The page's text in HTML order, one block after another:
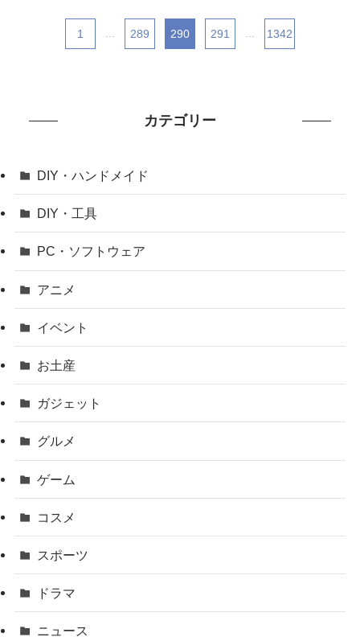
1 289 290 291 1342
カテゴリー
DIY・ハンドメイド
DIY・工具
PC・ソフトウェア
アニメ
イベント
お土産
ガジェット
グルメ
ゲーム
コスメ
スポーツ
ドラマ
ニュース